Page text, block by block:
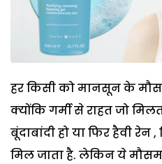
हर किसी को मानसून के
क्योंकि गर्मी से राहत जो
बूंदाबांदी हो या फिर हैवी
मिल जाता है. लेकिन ये मौसम